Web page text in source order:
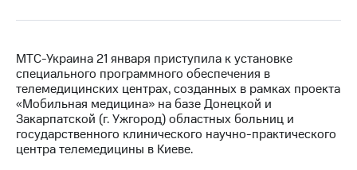
Контакты
Медиа-центр
Пресс-
релизы
МТС-Украина 21 января приступила к установке
специального программного обеспечения в
телемедицинских центрах, созданных в рамках проекта
«Мобильная медицина» на базе Донецкой и
Закарпатской (г. Ужгород) областных больниц и
государственного клинического научно-практического
центра телемедицины в Киеве.